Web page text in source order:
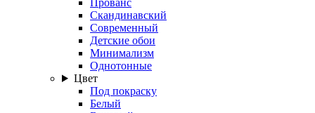
Прованс
Скандинавский
Современный
Детские обои
Минимализм
Однотонные
Цвет
Под покраску
Белый